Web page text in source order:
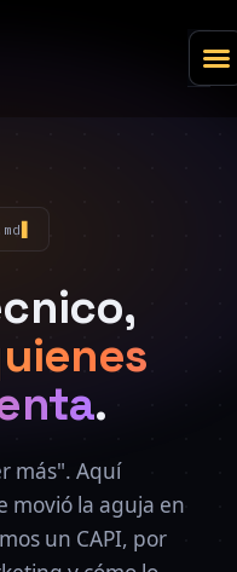
.
más". Aquí
movió la aguja en
un CAPI, por